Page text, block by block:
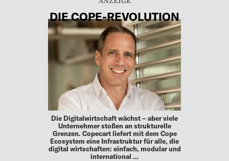
DIE COPE-REVOLUTION
Die Digitalwirtschaft wächst – aber viele
Unternehmer stoßen an strukturelle
Grenzen. Copecart liefert mit dem Cope
Ecosystem eine Infrastruktur für alle, die
digital wirtschaften: einfach, modular und
international …